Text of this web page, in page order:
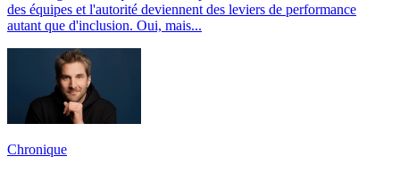
des équipes et l'autorité deviennent des leviers de performance
autant que d'inclusion. Oui, mais...
Chronique